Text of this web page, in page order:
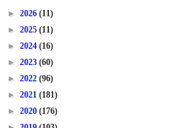
► 2026 (11)
► 2025 (11)
► 2024 (16)
► 2023 (60)
► 2022 (96)
► 2021 (181)
► 2020 (176)